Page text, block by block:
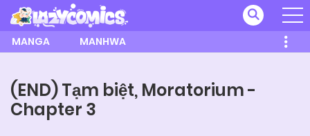
MANGA MANHWA
(END) Tạm biệt, Moratorium -
Chapter 3